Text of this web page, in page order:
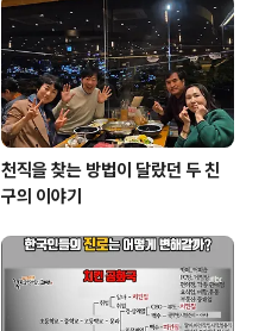
천직을 찾는 방법이 달랐던 두 친
구의 이야기